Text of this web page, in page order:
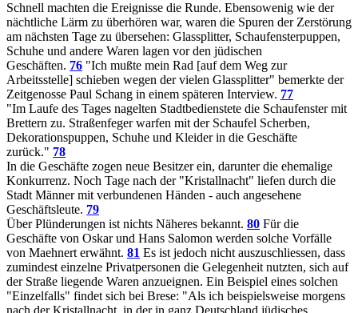
Schnell machten die Ereignisse die Runde. Ebensowenig wie der
nächtliche Lärm zu überhören war, waren die Spuren der Zerstörung
am nächsten Tage zu übersehen: Glassplitter, Schaufensterpuppen,
Schuhe und andere Waren lagen vor den jüdischen
Geschäften. 76 "Ich mußte mein Rad [auf dem Weg zur
Arbeitsstelle] schieben wegen der vielen Glassplitter" bemerkte der
Zeitgenosse Paul Schang in einem späteren Interview. 77
"Im Laufe des Tages nagelten Stadtbedienstete die Schaufenster mit
Brettern zu. Straßenfeger warfen mit der Schaufel Scherben,
Dekorationspuppen, Schuhe und Kleider in die Geschäfte
zurück." 78
In die Geschäfte zogen neue Besitzer ein, darunter die ehemalige
Konkurrenz. Noch Tage nach der "Kristallnacht" liefen durch die
Stadt Männer mit verbundenen Händen - auch angesehene
Geschäftsleute. 79
Über Plünderungen ist nichts Näheres bekannt. 80 Für die
Geschäfte von Oskar und Hans Salomon werden solche Vorfälle
von Maehnert erwähnt. 81 Es ist jedoch nicht auszuschliessen, dass
zumindest einzelne Privatpersonen die Gelegenheit nutzten, sich auf
der Straße liegende Waren anzueignen. Ein Beispiel eines solchen
"Einzelfalls" findet sich bei Brese: "Als ich beispielsweise morgens